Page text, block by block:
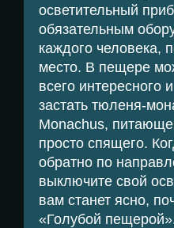
осветительный
обязательным
каждого человека,
место. В пещере
всего интересного
застать тюленя-
Мonachus,
просто спящего.
обратно по
выключите свой
вам станет ясно,
«Голубой